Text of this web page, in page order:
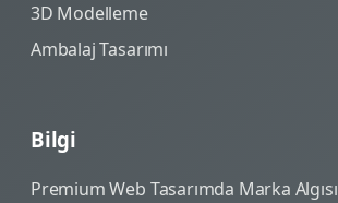
3D Modelleme
Ambalaj Tasarımı
Bilgi
Premium Web Tasarımda Marka Algısı